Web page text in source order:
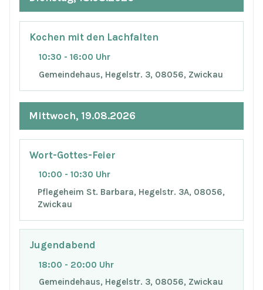
Kochen mit den Lachfalten
10:30 - 16:00 Uhr
Gemeindehaus, Hegelstr. 3, 08056, Zwickau
Mittwoch, 19.08.2026
Wort-Gottes-Feier
10:00 - 10:30 Uhr
Pflegeheim St. Barbara, Hegelstr. 3A, 08056,
Zwickau
Jugendabend
18:00 - 20:00 Uhr
Gemeindehaus, Hegelstr. 3, 08056, Zwickau